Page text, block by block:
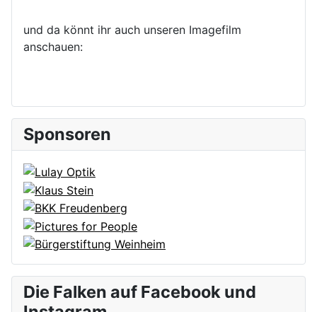
und da könnt ihr auch unseren Imagefilm
anschauen:
Sponsoren
Die Falken auf Facebook und